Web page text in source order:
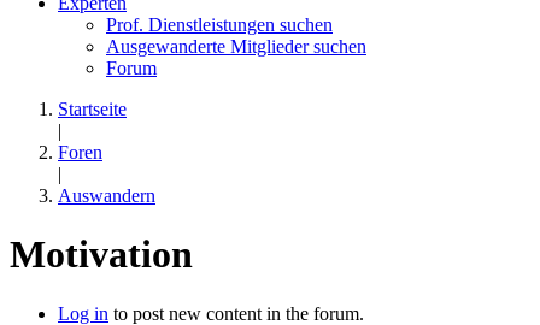
Prof. Dienstleistungen suchen
Ausgewanderte Mitglieder suchen
Forum
Startseite
|
Foren
|
Auswandern
Motivation
Log in to post new content in the forum.